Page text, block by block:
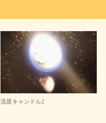
流星キャンドル2